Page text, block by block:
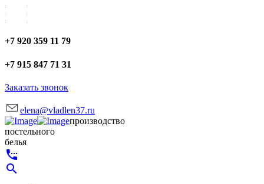
+7 920 359 11 79
+7 915 847 71 31
Заказать звонок
elena@vladlen37.ru
производство
постельного
белья
settings_phone
search